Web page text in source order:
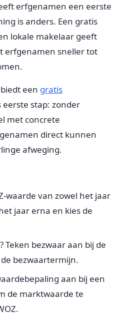
erfgenamen een eerste
is anders. Een gratis
lokale makelaar geeft
erfgenamen sneller tot
een gratis
eerste stap: zonder
met concrete
direct kunnen
afweging.
waarde van zowel het jaar
jaar erna en kies de
Teken bezwaar aan bij de
bezwaartermijn.
aan bij een
de marktwaarde te